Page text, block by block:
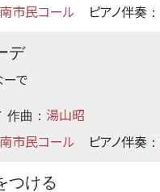
市民コール
ピアノ伴奏 ：
デ
ーで
曲： 湯山昭
市民コール
ピアノ伴奏 ：
つける